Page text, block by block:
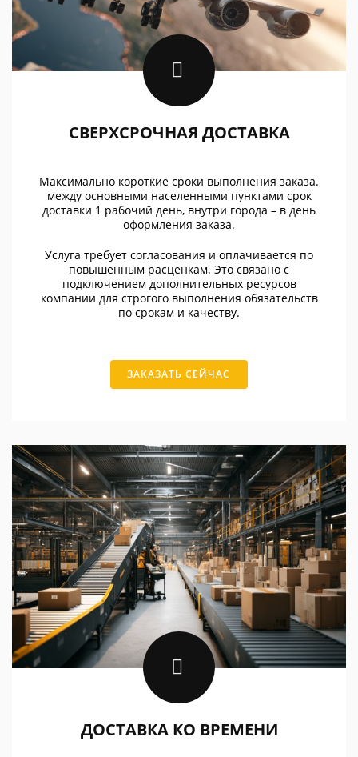
СВЕРХСРОЧНАЯ ДОСТАВКА
Максимально короткие сроки выполнения заказа.
между основными населенными пунктами срок
доставки 1 рабочий день, внутри города – в день
оформления заказа.
Услуга требует согласования и оплачивается по
повышенным расценкам. Это связано с
подключением дополнительных ресурсов
компании для строгого выполнения обязательств
по срокам и качеству.
ЗАКАЗАТЬ СЕЙЧАС
ДОСТАВКА КО ВРЕМЕНИ